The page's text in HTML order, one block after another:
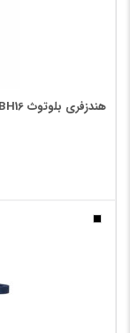
هندزفری بلوتوث BAVIN BH16 سری بیزینس